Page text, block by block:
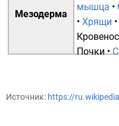
Мезодерма
мышца •
• Хрящи •
Почки•
Источник: https://